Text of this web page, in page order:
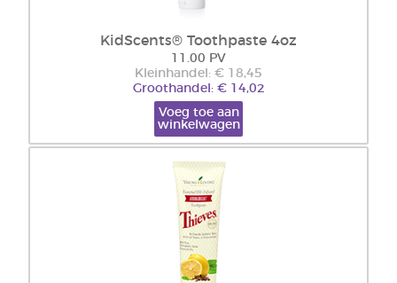
KidScents® Toothpaste 4oz
11.00 PV
Kleinhandel: € 18,45
Groothandel: € 14,02
Voeg toe aan
winkelwagen